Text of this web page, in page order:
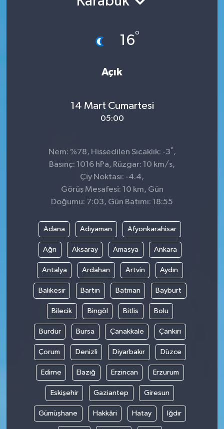
16°
Açık
14 Mart Cumartesi
05:00
Nem: %78, Hissedilen Sıcaklık: -3° ,
Basınç: 1016 hPa, Rüzgar: 10 km/s,
Çiy Noktası: -4.4,
Görüş Mesafesi: 10 km, Gün
Doğumu: 7:03, Gün Batımı: 18:55
Adana Adıyaman Afyonkarahisar
Ağrı Aksaray Amasya Ankara
Antalya Ardahan Artvin Aydın
Balıkesir Bartın Batman Bayburt
Bilecik Bingöl Bitlis Bolu
Burdur Bursa Çanakkale Çankırı
Çorum Denizli Diyarbakır Düzce
Edirne Elazığ Erzincan Erzurum
Eskişehir Gaziantep Giresun
Gümüşhane Hakkâri Hatay Iğdır